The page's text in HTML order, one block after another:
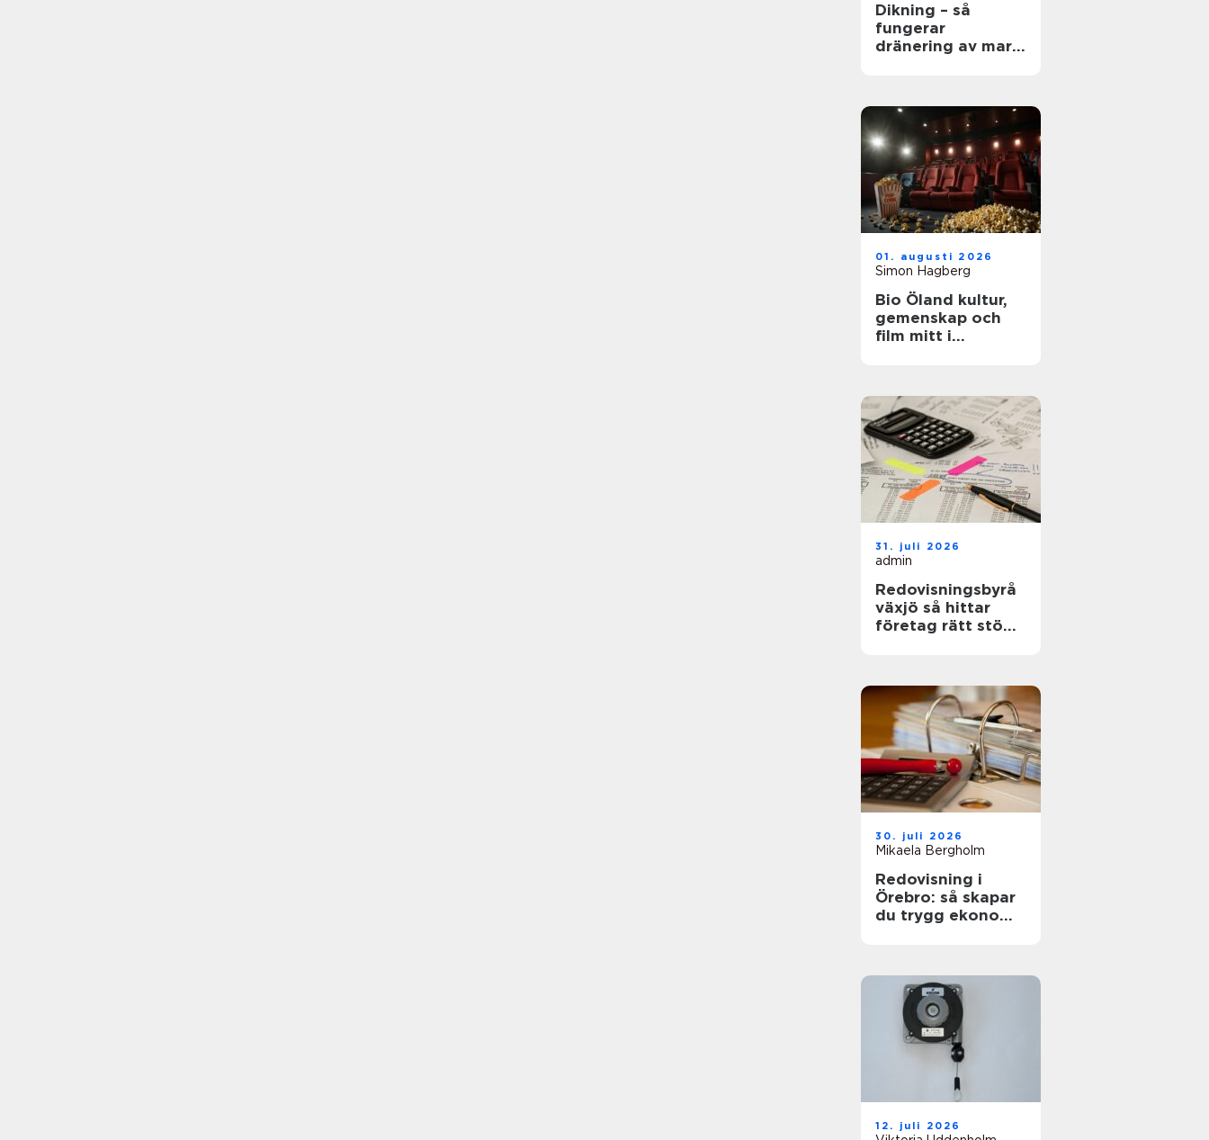
Dikning – så
fungerar
dränering av mark
01. augusti 2026
Simon Hagberg
Bio Öland kultur,
gemenskap och
film mitt i
31. juli 2026
admin
Redovisningsbyrå
växjö så hittar
företag rätt stöd i
30. juli 2026
Mikaela Bergholm
Redovisning i
Örebro: så skapar
du trygg ekonomi
12. juli 2026